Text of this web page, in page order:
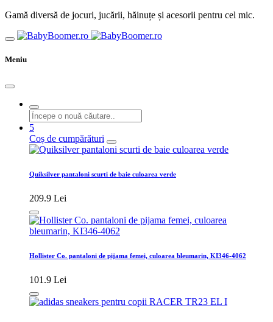
Gamă diversă de jocuri, jucării, hăinuțe și acesorii pentru cel mic.
Meniu
5
Coș de cumpărături
Quiksilver pantaloni scurti de baie culoarea verde
209.9 Lei
Hollister Co. pantaloni de pijama femei, culoarea bleumarin, KI346-4062
101.9 Lei